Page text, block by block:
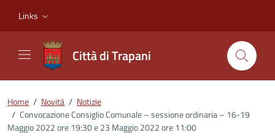
Links
Città di Trapani
Home / Novità / Notizie
/ Convocazione Consiglio Comunale – sessione ordinaria – 16-19
Maggio 2022 ore 19:30 e 23 Maggio 2022 ore 11:00